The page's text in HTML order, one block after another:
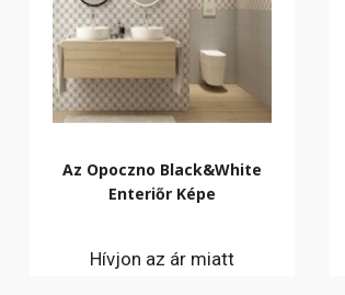
Az Opoczno Black&White
Enteriőr Képe
Hívjon az ár miatt